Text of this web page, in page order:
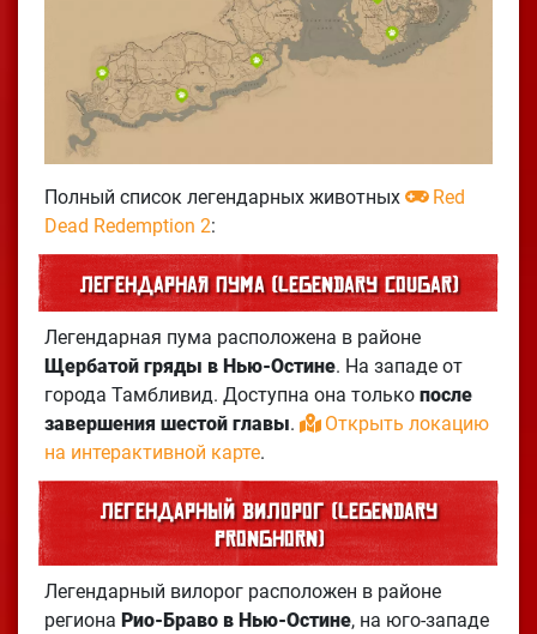
Полный список легендарных животных
Red
Dead Redemption 2:
Легендарная пума (Legendary Cougar)
Легендарная пума расположена в районе
Щербатой гряды в Нью-Остине. На западе от
города Тамбливид. Доступна она только после
завершения шестой главы.
Открыть локацию
на интерактивной карте.
Легендарный вилорог (Legendary
Pronghorn)
Легендарный вилорог расположен в районе
региона Рио-Браво в Нью-Остине, на юго-западе